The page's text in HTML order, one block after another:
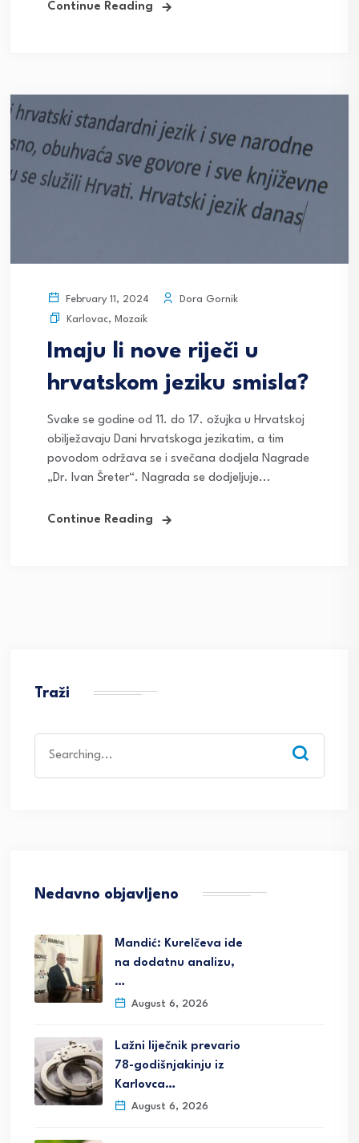
Continue Reading
February 11, 2024
Dora Gornik
Karlovac, Mozaik
Imaju li nove riječi u
hrvatskom jeziku smisla?
Svake se godine od 11. do 17. ožujka u Hrvatskoj
obilježavaju Dani hrvatskoga jezikatim, a tim
povodom održava se i svečana dodjela Nagrade
„Dr. Ivan Šreter“. Nagrada se dodjeljuje...
Continue Reading
Traži
for:
Nedavno objavljeno
Mandić: Kurelčeva ide
na dodatnu analizu,
…
August 6, 2026
Lažni liječnik prevario
78-godišnjakinju iz
Karlovca…
August 6, 2026